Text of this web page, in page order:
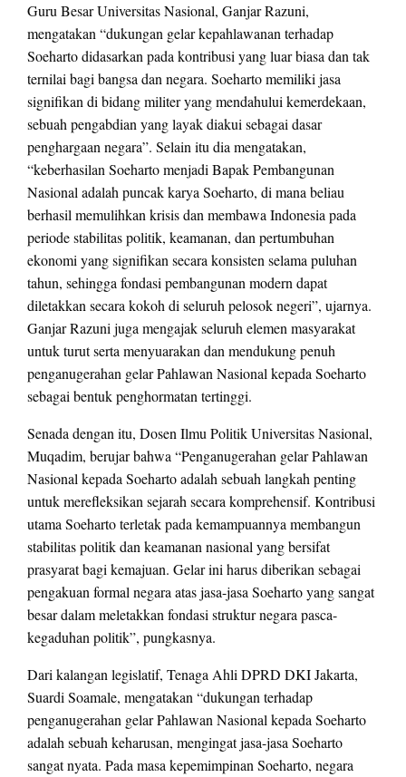
Guru Besar Universitas Nasional, Ganjar Razuni,
mengatakan “dukungan gelar kepahlawanan terhadap
Soeharto didasarkan pada kontribusi yang luar biasa dan tak
ternilai bagi bangsa dan negara. Soeharto memiliki jasa
signifikan di bidang militer yang mendahului kemerdekaan,
sebuah pengabdian yang layak diakui sebagai dasar
penghargaan negara”. Selain itu dia mengatakan,
“keberhasilan Soeharto menjadi Bapak Pembangunan
Nasional adalah puncak karya Soeharto, di mana beliau
berhasil memulihkan krisis dan membawa Indonesia pada
periode stabilitas politik, keamanan, dan pertumbuhan
ekonomi yang signifikan secara konsisten selama puluhan
tahun, sehingga fondasi pembangunan modern dapat
diletakkan secara kokoh di seluruh pelosok negeri”, ujarnya.
Ganjar Razuni juga mengajak seluruh elemen masyarakat
untuk turut serta menyuarakan dan mendukung penuh
penganugerahan gelar Pahlawan Nasional kepada Soeharto
sebagai bentuk penghormatan tertinggi.
Senada dengan itu, Dosen Ilmu Politik Universitas Nasional,
Muqadim, berujar bahwa “Penganugerahan gelar Pahlawan
Nasional kepada Soeharto adalah sebuah langkah penting
untuk merefleksikan sejarah secara komprehensif. Kontribusi
utama Soeharto terletak pada kemampuannya membangun
stabilitas politik dan keamanan nasional yang bersifat
prasyarat bagi kemajuan. Gelar ini harus diberikan sebagai
pengakuan formal negara atas jasa-jasa Soeharto yang sangat
besar dalam meletakkan fondasi struktur negara pasca-
kegaduhan politik”, pungkasnya.
Dari kalangan legislatif, Tenaga Ahli DPRD DKI Jakarta,
Suardi Soamale, mengatakan “dukungan terhadap
penganugerahan gelar Pahlawan Nasional kepada Soeharto
adalah sebuah keharusan, mengingat jasa-jasa Soeharto
sangat nyata. Pada masa kepemimpinan Soeharto, negara